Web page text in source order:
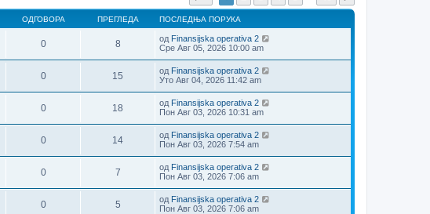
ОДГОВОРА ПРЕГЛЕДА ПОСЛЕДЊА ПОРУКА
0 8 од Finansijska operativa 2
Сре Авг 05, 2026 10:00 am
0 15 од Finansijska operativa 2
Уто Авг 04, 2026 11:42 am
0 18 од Finansijska operativa 2
Пон Авг 03, 2026 10:31 am
0 14 од Finansijska operativa 2
Пон Авг 03, 2026 7:54 am
0 7 од Finansijska operativa 2
Пон Авг 03, 2026 7:06 am
0 5 од Finansijska operativa 2
Пон Авг 03, 2026 7:06 am